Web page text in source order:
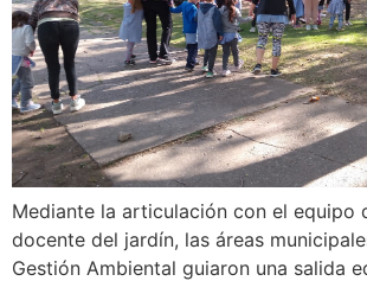
Mediante la articulación con el equipo
docente del jardín, las áreas
Gestión Ambiental guiaron una salida